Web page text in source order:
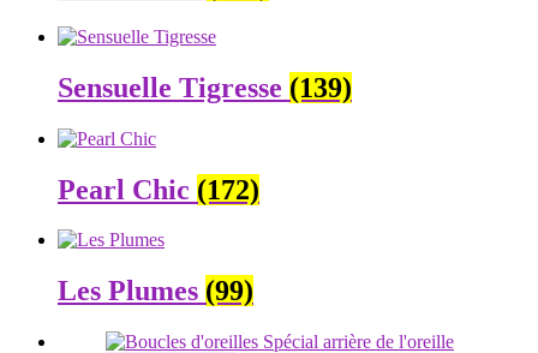
Sensuelle Tigresse (139)
Pearl Chic (172)
Les Plumes (99)